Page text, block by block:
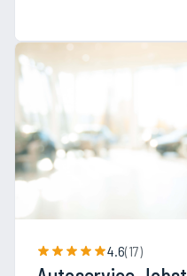
4.6(17)